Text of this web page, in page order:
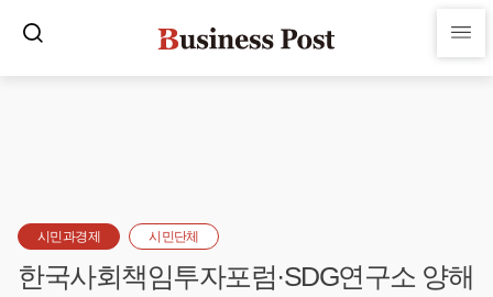
시민과경제 시민단체
한국사회책임투자포럼·SDG연구소 양해